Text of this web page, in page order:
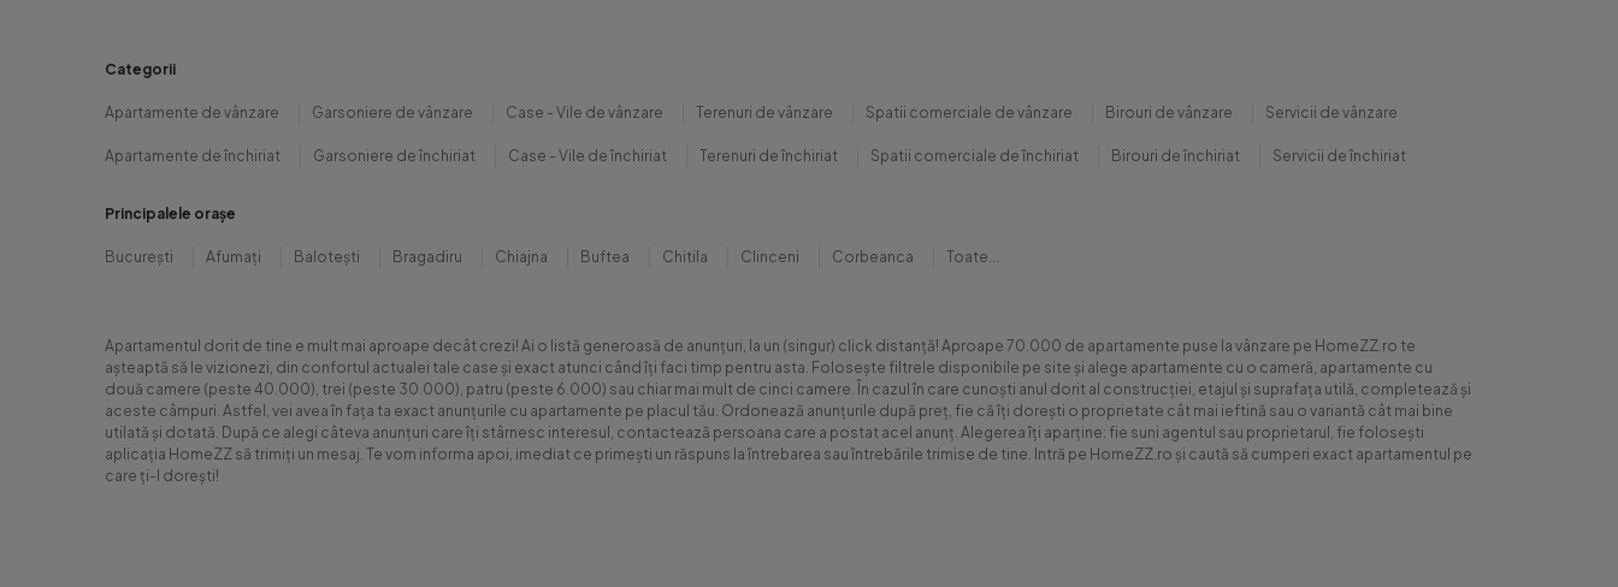
Categorii
Apartamente de vânzare Garsoniere de vânzare Case - Vile de vânzare Terenuri de vânzare Spatii comerciale de vânzare Birouri de vânzare Servicii de vânzare
Apartamente de închiriat Garsoniere de închiriat Case - Vile de închiriat Terenuri de închiriat Spatii comerciale de închiriat Birouri de închiriat Servicii de închiriat
Principalele orașe
București Afumați Balotești Bragadiru Chiajna Buftea Chitila Clinceni Corbeanca Toate...
Apartamentul dorit de tine e mult mai aproape decât crezi! Ai o listă generoasă de anunțuri, la un (singur) click distanță! Aproape 70.000 de apartamente puse la vânzare pe HomeZZ.ro te
așteaptă să le vizionezi, din confortul actualei tale case și exact atunci când îți faci timp pentru asta. Folosește filtrele disponibile pe site și alege apartamente cu o cameră, apartamente cu
două camere (peste 40.000), trei (peste 30.000), patru (peste 6.000) sau chiar mai mult de cinci camere. În cazul în care cunoști anul dorit al construcției, etajul și suprafața utilă, completează și
aceste câmpuri. Astfel, vei avea în fața ta exact anunțurile cu apartamente pe placul tău. Ordonează anunțurile după preț, fie că îți dorești o proprietate cât mai ieftină sau o variantă cât mai bine
utilată și dotată. După ce alegi câteva anunțuri care îți stârnesc interesul, contactează persoana care a postat acel anunț. Alegerea îți aparține: fie suni agentul sau proprietarul, fie folosești
aplicația HomeZZ să trimiți un mesaj. Te vom informa apoi, imediat ce primești un răspuns la întrebarea sau întrebările trimise de tine. Intră pe HomeZZ.ro și caută să cumperi exact apartamentul pe
care ți-l dorești!